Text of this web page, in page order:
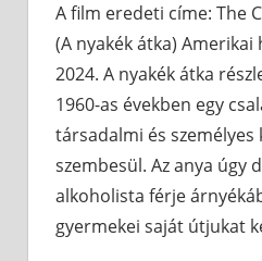
A film eredeti címe: The
(A nyakék átka)
2024. A nyakék átka
1960-as években egy
társadalmi és személyes
szembesül. Az anya úgy
alkoholista férje
gyermekei saját útjukat